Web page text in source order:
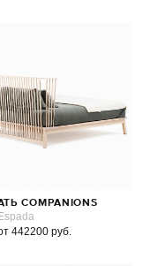
COMPANIONS
442200 руб.